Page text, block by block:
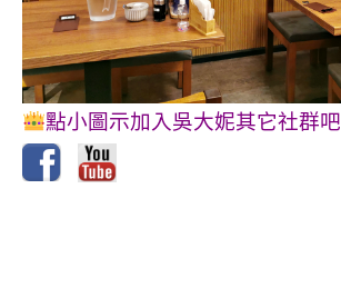
點小圖示加入吳大妮其它社群吧